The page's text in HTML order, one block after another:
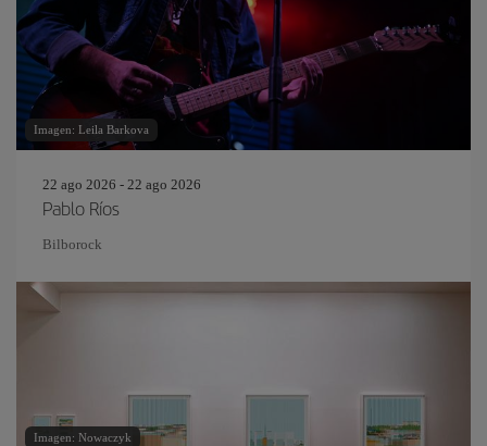
Imagen: Leila Barkova
22 ago 2026 - 22 ago 2026
Pablo Ríos
Bilborock
Imagen: Nowaczyk